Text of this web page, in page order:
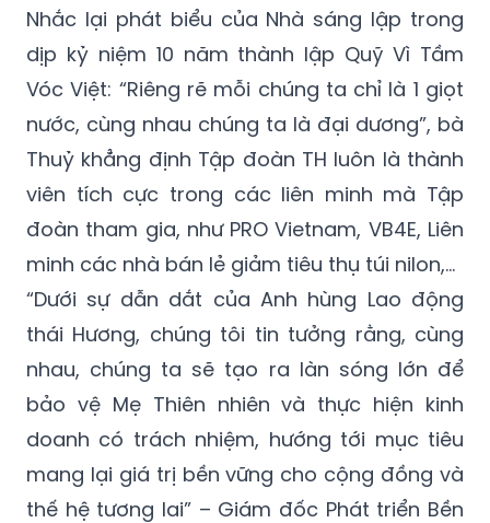
Nhắc lại phát biểu của Nhà sáng lập trong
dịp kỷ niệm 10 năm thành lập Quỹ Vì Tầm
Vóc Việt: “Riêng rẽ mỗi chúng ta chỉ là 1 giọt
nước, cùng nhau chúng ta là đại dương”, bà
Thuỷ khẳng định Tập đoàn TH luôn là thành
viên tích cực trong các liên minh mà Tập
đoàn tham gia, như PRO Vietnam, VB4E, Liên
minh các nhà bán lẻ giảm tiêu thụ túi nilon,...
“Dưới sự dẫn dắt của Anh hùng Lao động
thái Hương, chúng tôi tin tưởng rằng, cùng
nhau, chúng ta sẽ tạo ra làn sóng lớn để
bảo vệ Mẹ Thiên nhiên và thực hiện kinh
doanh có trách nhiệm, hướng tới mục tiêu
mang lại giá trị bền vững cho cộng đồng và
thế hệ tương lai” – Giám đốc Phát triển Bền